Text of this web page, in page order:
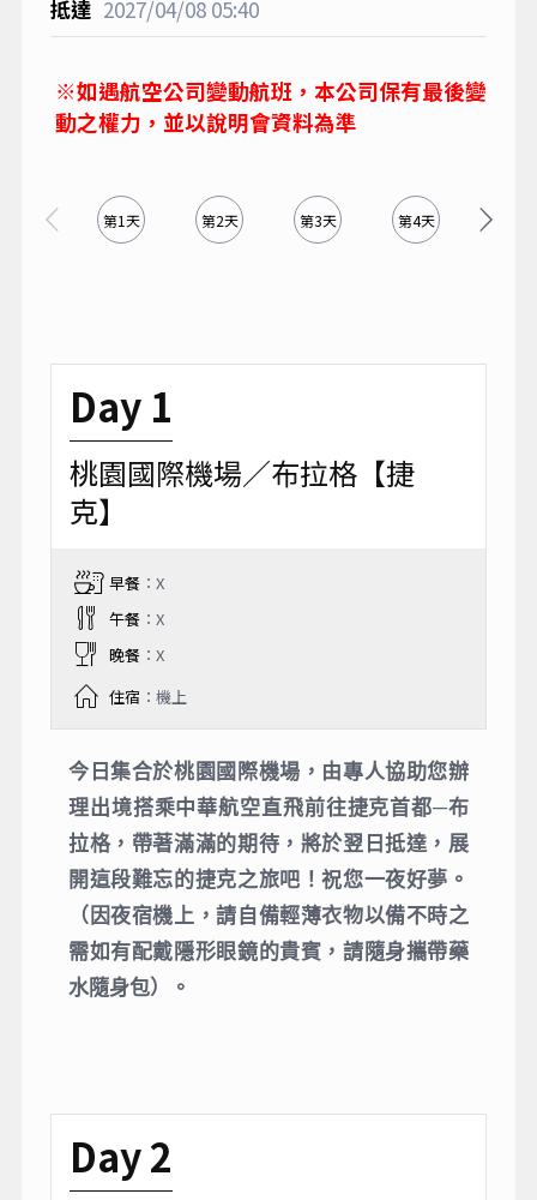
2027/04/0805:40
※如遇航空公司變動航班，本公司保有最後變
動之權力，並以說明會資料為準
第1天 第2天 第3天 第4天
Day 1
桃園國際機場／布拉格【捷
克】
早餐：X
午餐：X
晚餐：X
住宿 ：機上
今⽇集合於桃園國際機場，由專⼈協助您辦
理出境搭乘中華航空直⾶前往捷克⾸都─布
拉格，帶著滿滿的期待，將於翌⽇抵達，展
開這段難忘的捷克之旅吧！祝您⼀夜好夢。
（因夜宿機上，請自備輕薄衣物以備不時之
需如有配戴隱形眼鏡的貴賓，請隨身攜帶藥
水隨身包）。
Day 2